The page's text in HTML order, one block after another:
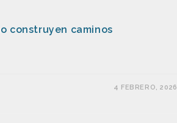
construyen caminos
4 FEBRERO, 2026